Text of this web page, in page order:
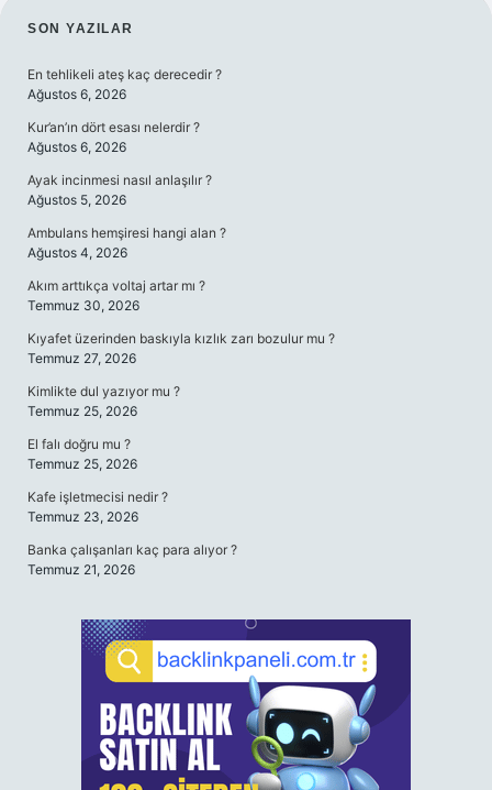
SIDEBAR
SON YAZILAR
En tehlikeli ateş kaç derecedir ?
Ağustos 6, 2026
Kur’an’ın dört esası nelerdir ?
Ağustos 6, 2026
Ayak incinmesi nasıl anlaşılır ?
Ağustos 5, 2026
Ambulans hemşiresi hangi alan ?
Ağustos 4, 2026
Akım arttıkça voltaj artar mı ?
Temmuz 30, 2026
Kıyafet üzerinden baskıyla kızlık zarı bozulur mu ?
Temmuz 27, 2026
Kimlikte dul yazıyor mu ?
Temmuz 25, 2026
El falı doğru mu ?
Temmuz 25, 2026
Kafe işletmecisi nedir ?
Temmuz 23, 2026
Banka çalışanları kaç para alıyor ?
Temmuz 21, 2026